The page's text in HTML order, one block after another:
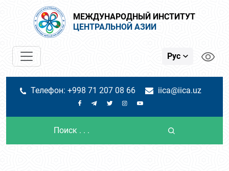
МЕЖДУНАРОДНЫЙ ИНСТИТУТ
ЦЕНТРАЛЬНОЙ АЗИИ
Рус
Телефон: +998 71 207 08 66 iica@iica.uz